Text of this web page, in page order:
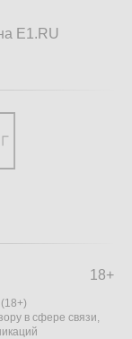
E1.RU
18+
в сфере связи,